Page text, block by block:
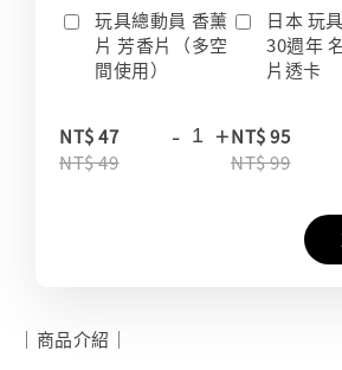
玩具總動員 香薰
片 芳香片（多空
間使用）
NT$ 47
NT$ 49
- +
日本 玩
30週年
片透卡
NT$ 95
NT$ 99
｜商品介紹｜